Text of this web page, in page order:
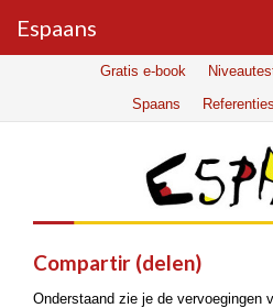
Espaans
Gratis e-book
Spaans
Referenties
compartir (delen)
Onderstaand zie je de vervoegingen